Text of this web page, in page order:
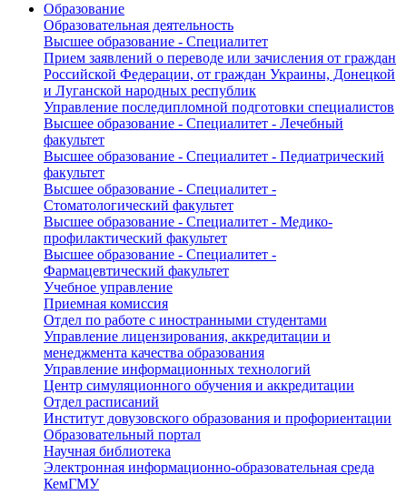
Образование
Образовательная деятельность
Высшее образование - Специалитет
Прием заявлений о переводе или зачисления от граждан
Российской Федерации, от граждан Украины, Донецкой
и Луганской народных республик
Управление последипломной подготовки специалистов
Высшее образование - Специалитет - Лечебный
факультет
Высшее образование - Специалитет - Педиатрический
факультет
Высшее образование - Специалитет -
Стоматологический факультет
Высшее образование - Специалитет - Медико-
профилактический факультет
Высшее образование - Специалитет -
Фармацевтический факультет
Учебное управление
Приемная комиссия
Отдел по работе с иностранными студентами
Управление лицензирования, аккредитации и
менеджмента качества образования
Управление информационных технологий
Центр симуляционного обучения и аккредитации
Отдел расписаний
Институт довузовского образования и профориентации
Образовательный портал
Научная библиотека
Электронная информационно-образовательная среда
КемГМУ